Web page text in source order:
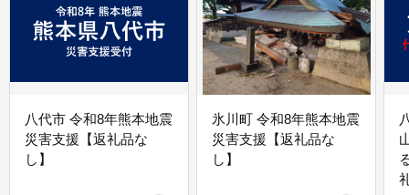
八代市 令和8年熊本地震
災害支援【返礼品な
し】
氷川町 令和8年熊本地震
災害支援【返礼品な
し】